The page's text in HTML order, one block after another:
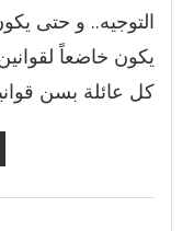
التوجيه.. و حتى
يكون خاضعاً
كل عائلة بسن